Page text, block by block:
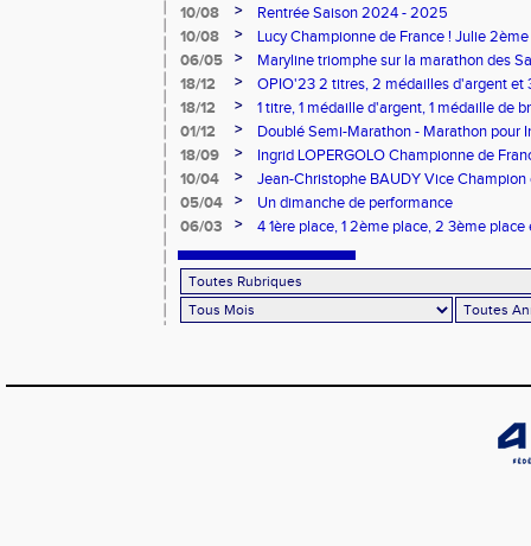
10/08
>
Rentrée Saison 2024 - 2025
10/08
>
Lucy Championne de France ! Julie
Vertical
06/05 >
Maryline triomphe sur la marathon des
18/12
>
OPIO'23 2 titres, 2 médailles d'argent et
18/12
>
1 titre, 1 médaille d'argent, 1 médaille de
lors des dptx en salle TC
01/12 >
Doublé Semi-Marathon - Marathon pour
18/09
>
Ingrid LOPERGOLO Championne de
10/04
>
Jean-Christophe BAUDY Vice Champion
05/04
>
Un dimanche de performance
06/03
>
4 1ère place, 1 2ème place, 2 3ème